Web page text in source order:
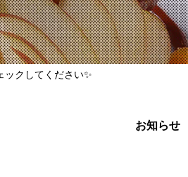
ックしてください✨
お知らせ